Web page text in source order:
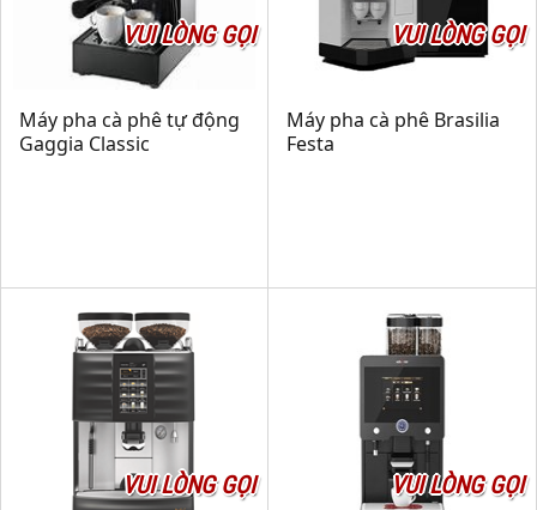
VUI LÒNG GỌI
Máy pha cà phê tự động
Gaggia Classic
VUI LÒNG GỌI
Máy pha cà phê Brasilia
Festa
VUI LÒNG GỌI VUI LÒNG GỌI